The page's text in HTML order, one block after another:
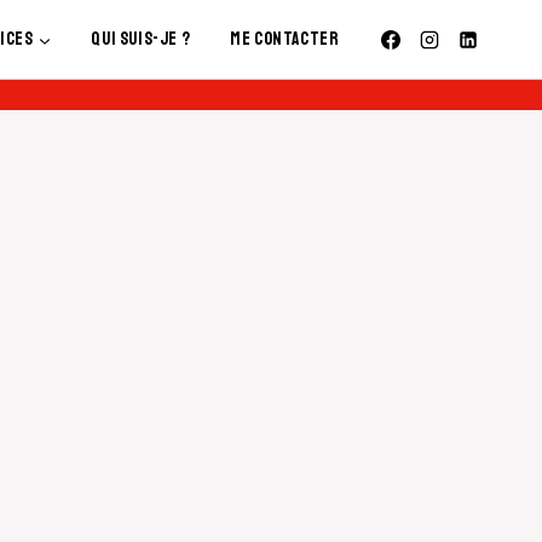
Qui Suis-Je ? Me contacter